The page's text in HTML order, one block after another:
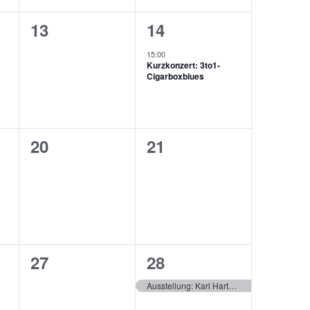
0
Veranstaltungen,
13
1
Veranstaltung,
14
15:00
Kurzkonzert: 3to1-
Cigarboxblues
0
20
0
21
0
Veranstaltungen,
27
1
Veranstaltung,
28
Ausstellung: Karl Hartdegen